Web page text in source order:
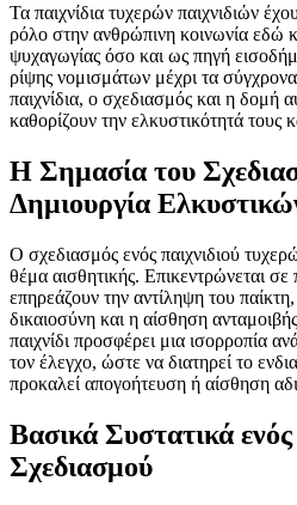
Τα παιχνίδια τυχερών παιχνιδιών
ρόλο στην ανθρώπινη κοινωνία εδώ
ψυχαγωγίας όσο και ως πηγή
ρίψης νομισμάτων μέχρι τα
παιχνίδια, ο σχεδιασμός και η δομή
καθορίζουν την ελκυστικότητά τους
Η Σημασία του
Δημιουργία
Ο σχεδιασμός ενός παιχνιδιού
θέμα αισθητικής. Επικεντρώνεται
επηρεάζουν την αντίληψη του
δικαιοσύνη και η αίσθηση
παιχνίδι προσφέρει μια ισορροπία
τον έλεγχο, ώστε να διατηρεί το
προκαλεί απογοήτευση ή αίσθηση
Βασικά Συστατικά
Σχεδιασμού